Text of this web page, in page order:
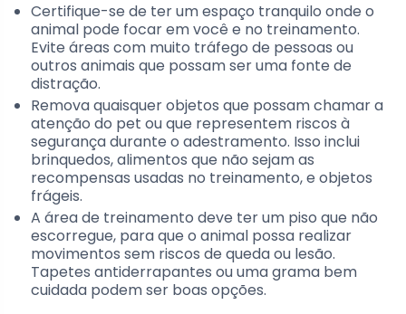
Certifique-se de ter um espaço tranquilo onde o
animal pode focar em você e no treinamento.
Evite áreas com muito tráfego de pessoas ou
outros animais que possam ser uma fonte de
distração.
Remova quaisquer objetos que possam chamar a
atenção do pet ou que representem riscos à
segurança durante o adestramento. Isso inclui
brinquedos, alimentos que não sejam as
recompensas usadas no treinamento, e objetos
frágeis.
A área de treinamento deve ter um piso que não
escorregue, para que o animal possa realizar
movimentos sem riscos de queda ou lesão.
Tapetes antiderrapantes ou uma grama bem
cuidada podem ser boas opções.